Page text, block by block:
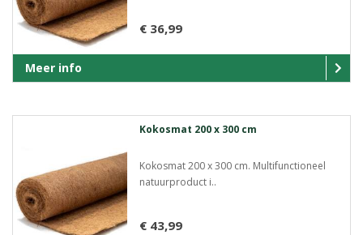
€ 36,99
Meer info
Kokosmat 200 x 300 cm
Kokosmat 200 x 300 cm. Multifunctioneel
natuurproduct i..
€ 43,99